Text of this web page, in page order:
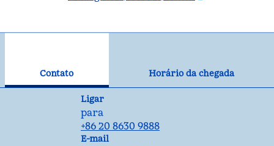
Contato
Horário da chegada
Ligar
Ligue
para
+86 20 8630 9888
E-mail
E-mailCANZH